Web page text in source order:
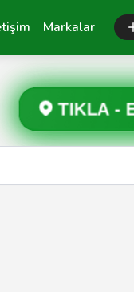
Markalar
TIKLA -